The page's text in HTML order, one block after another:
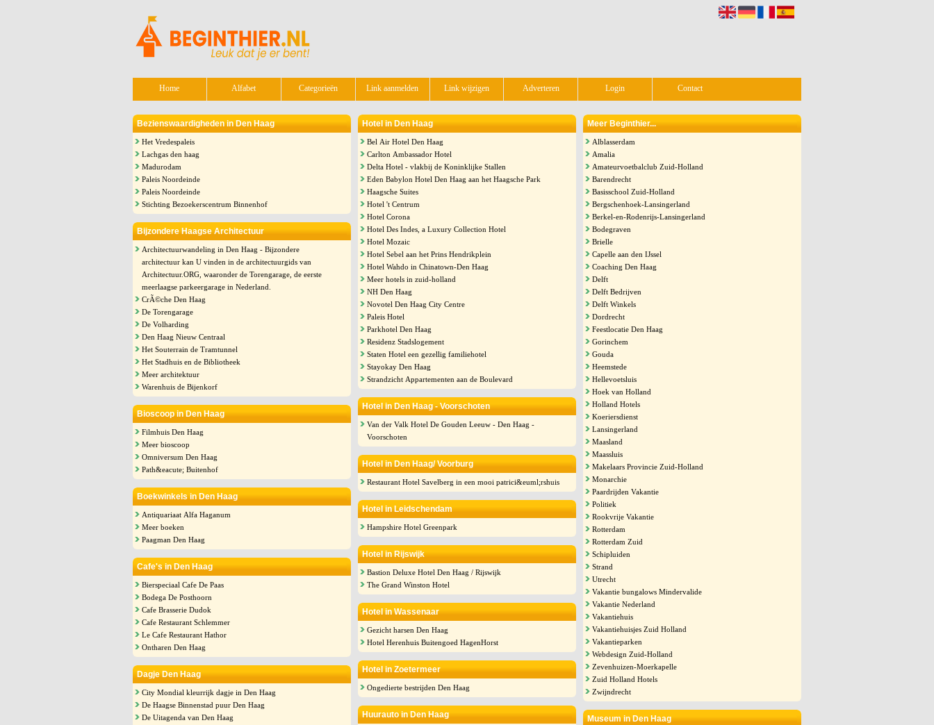
Home Alfabet Categorieën Link aanmelden Link wijzigen Adverteren Login Contact
Bezienswaardigheden in Den Haag
Het Vredespaleis
Lachgas den haag
Madurodam
Paleis Noordeinde
Paleis Noordeinde
Stichting Bezoekerscentrum Binnenhof
Bijzondere Haagse Architectuur
Architectuurwandeling in Den Haag - Bijzondere
architectuur kan U vinden in de architectuurgids van
Architectuur.ORG, waaronder de Torengarage, de eerste
meerlaagse parkeergarage in Nederland.
CrÃ©che Den Haag
De Torengarage
De Volharding
Den Haag Nieuw Centraal
Het Souterrain de Tramtunnel
Het Stadhuis en de Bibliotheek
Meer architektuur
Warenhuis de Bijenkorf
Bioscoop in Den Haag
Filmhuis Den Haag
Meer bioscoop
Omniversum Den Haag
Path&eacute; Buitenhof
Boekwinkels in Den Haag
Antiquariaat Alfa Haganum
Meer boeken
Paagman Den Haag
Cafe's in Den Haag
Bierspeciaal Cafe De Paas
Bodega De Posthoorn
Cafe Brasserie Dudok
Cafe Restaurant Schlemmer
Le Cafe Restaurant Hathor
Ontharen Den Haag
Dagje Den Haag
City Mondial kleurrijk dagje in Den Haag
De Haagse Binnenstad puur Den Haag
De Uitagenda van Den Haag
Hotel in Den Haag
Bel Air Hotel Den Haag
Carlton Ambassador Hotel
Delta Hotel - vlakbij de Koninklijke Stallen
Eden Babylon Hotel Den Haag aan het Haagsche Park
Haagsche Suites
Hotel 't Centrum
Hotel Corona
Hotel Des Indes, a Luxury Collection Hotel
Hotel Mozaic
Hotel Sebel aan het Prins Hendrikplein
Hotel Wahdo in Chinatown-Den Haag
Meer hotels in zuid-holland
NH Den Haag
Novotel Den Haag City Centre
Paleis Hotel
Parkhotel Den Haag
Residenz Stadslogement
Staten Hotel een gezellig familiehotel
Stayokay Den Haag
Strandzicht Appartementen aan de Boulevard
Hotel in Den Haag - Voorschoten
Van der Valk Hotel De Gouden Leeuw - Den Haag -
Voorschoten
Hotel in Den Haag/ Voorburg
Restaurant Hotel Savelberg in een mooi patrici&euml;rshuis
Hotel in Leidschendam
Hampshire Hotel Greenpark
Hotel in Rijswijk
Bastion Deluxe Hotel Den Haag / Rijswijk
The Grand Winston Hotel
Hotel in Wassenaar
Gezicht harsen Den Haag
Hotel Herenhuis Buitengoed HagenHorst
Hotel in Zoetermeer
Ongedierte bestrijden Den Haag
Huurauto in Den Haag
Meer Beginthier...
Alblasserdam
Amalia
Amateurvoetbalclub Zuid-Holland
Barendrecht
Basisschool Zuid-Holland
Bergschenhoek-Lansingerland
Berkel-en-Rodenrijs-Lansingerland
Bodegraven
Brielle
Capelle aan den IJssel
Coaching Den Haag
Delft
Delft Bedrijven
Delft Winkels
Dordrecht
Feestlocatie Den Haag
Gorinchem
Gouda
Heemstede
Hellevoetsluis
Hoek van Holland
Holland Hotels
Koeriersdienst
Lansingerland
Maasland
Maassluis
Makelaars Provincie Zuid-Holland
Monarchie
Paardrijden Vakantie
Politiek
Rookvrije Vakantie
Rotterdam
Rotterdam Zuid
Schipluiden
Strand
Utrecht
Vakantie bungalows Mindervalide
Vakantie Nederland
Vakantiehuis
Vakantiehuisjes Zuid Holland
Vakantieparken
Webdesign Zuid-Holland
Zevenhuizen-Moerkapelle
Zuid Holland Hotels
Zwijndrecht
Museum in Den Haag